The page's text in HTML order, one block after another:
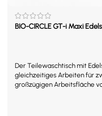
BIO-CIRCLE GT-i Maxi
Der Teilewaschtisch mit
gleichzeitiges Arbeiten für
großzügigen Arbeitsfläche